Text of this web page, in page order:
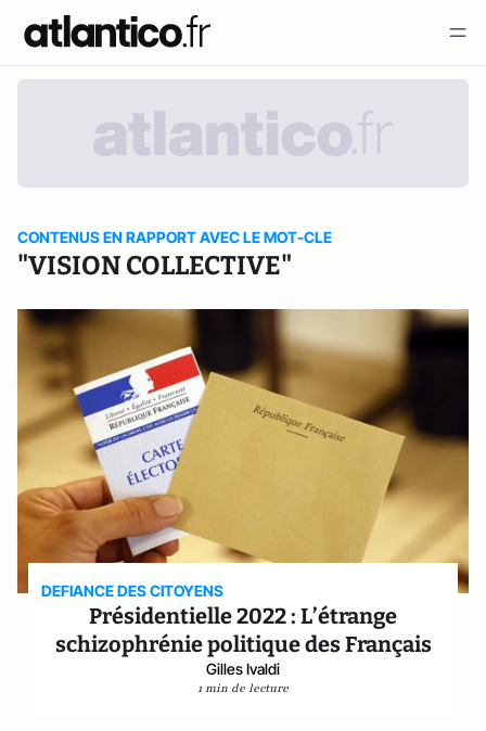
CONTENUS EN RAPPORT AVEC LE MOT-CLE
"VISION COLLECTIVE"
DEFIANCE DES CITOYENS
Présidentielle 2022 : L’étrange
schizophrénie politique des Français
Gilles Ivaldi
1 min de lecture